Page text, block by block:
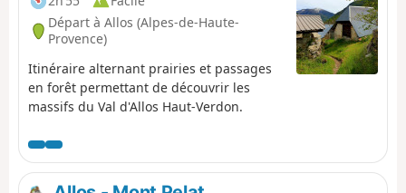
Départ à Allos (Alpes-de-Haute-
Provence)
Itinéraire alternant prairies et passages
en forêt permettant de découvrir les
massifs du Val d'Allos Haut-Verdon.